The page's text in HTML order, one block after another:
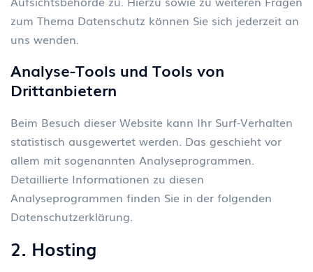
zum Thema Datenschutz können Sie sich jederzeit an
uns wenden.
Analyse-Tools und Tools von
Drittanbietern
Beim Besuch dieser Website kann Ihr Surf-Verhalten
statistisch ausgewertet werden. Das geschieht vor
allem mit sogenannten Analyseprogrammen.
Detaillierte Informationen zu diesen
Analyseprogrammen finden Sie in der folgenden
Datenschutzerklärung.
2. Hosting